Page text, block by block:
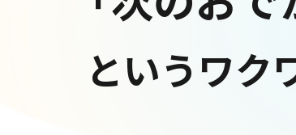
というワク